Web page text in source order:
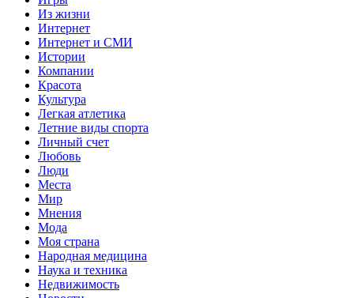
Из жизни
Интернет
Интернет и СМИ
Истории
Компании
Красота
Культура
Легкая атлетика
Летние виды спорта
Личный счет
Любовь
Люди
Места
Мир
Мнения
Мода
Моя страна
Народная медицина
Наука и техника
Недвижимость